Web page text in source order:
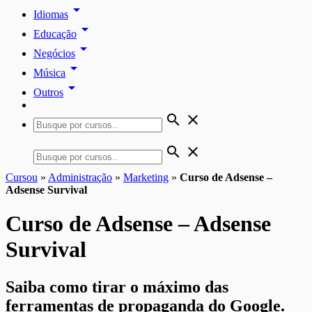
Idiomas arrow_drop_down
Educação arrow_drop_down
Negócios arrow_drop_down
Música arrow_drop_down
Outros arrow_drop_down
search close
search close
Cursou » Administração » Marketing » Curso de Adsense –
Adsense Survival
Curso de Adsense – Adsense
Survival
Saiba como tirar o máximo das
ferramentas de propaganda do Google.